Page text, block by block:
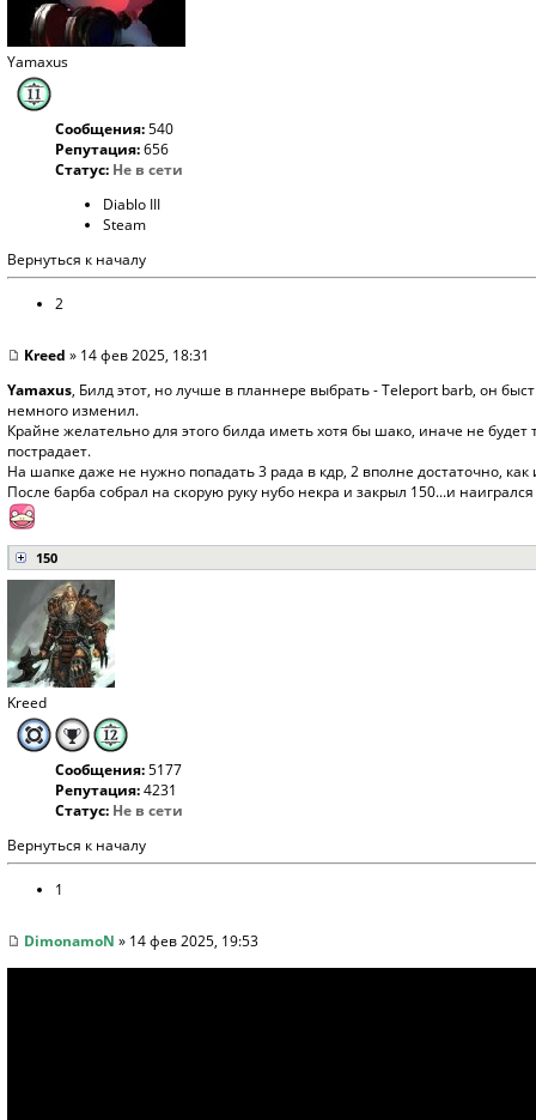
Yamaxus
Сообщения:540
Репутация:656
Статус: Не в сети
Diablo III
Steam
Вернуться к началу
2
Kreed » 14 фев 2025, 18:31
Yamaxus, Билд этот, но лучше в планнере выбрать - Teleport barb, он
немного изменил.
Крайне желательно для этого билда иметь хотя бы шако, иначе не будет
пострадает.
На шапке даже не нужно попадать 3 рада в кдр, 2 вполне достаточно,
После барба собрал на скорую руку нубо некра и закрыл 150...и
150
Kreed
Сообщения:5177
Репутация:4231
Статус: Не в сети
Вернуться к началу
1
DimonamoN » 14 фев 2025, 19:53